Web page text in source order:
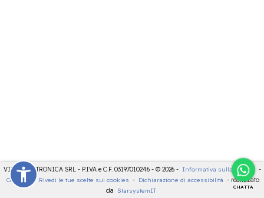
CHATTA
VIDEOELETTRONICA SRL - P.IVA e C.F. 03197010246 - © 2026 - Informativa sulla privacy -
Cookies
- Rivedi le tue scelte sui cookies - Dichiarazione di accessibilità - realizzato
da
StarsystemIT